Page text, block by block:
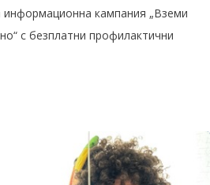
кампания „Вземи
с безплатни профилактични